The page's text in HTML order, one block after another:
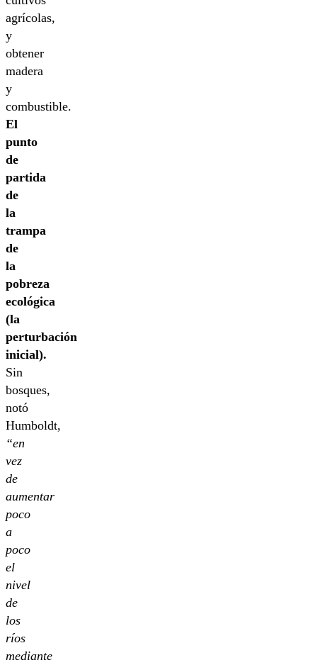
agrícolas,
y
obtener
madera
y
combustible.
El
punto
de
partida
de
la
trampa
de
la
pobreza
ecológica
(la
perturbación
inicial).
Sin
bosques,
notó
Humboldt,
“en
vez
de
aumentar
poco
a
poco
el
nivel
de
los
ríos
mediante